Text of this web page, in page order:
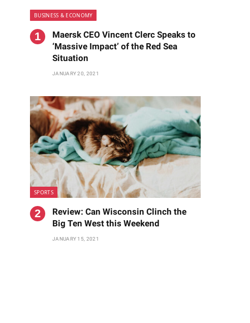
BUSINESS & ECONOMY
Maersk CEO Vincent Clerc Speaks to
‘Massive Impact’ of the Red Sea
Situation
JANUARY 20, 2021
SPORTS
Review: Can Wisconsin Clinch the
Big Ten West this Weekend
JANUARY 15, 2021